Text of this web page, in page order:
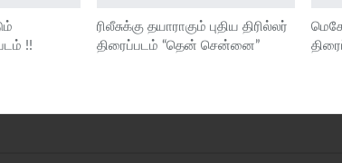
!!
ரிலீசுக்கு தயாராகும் புதிய திரில்லர்
திரைப்படம் “தென் சென்னை”